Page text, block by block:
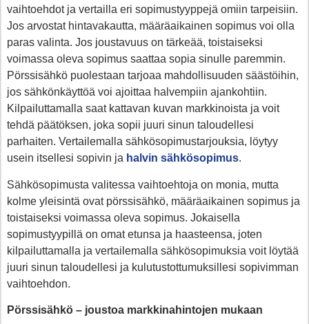
vaihtoehdot ja vertailla eri sopimustyyppejä omiin tarpeisiin.
Jos arvostat hintavakautta, määräaikainen sopimus voi olla
paras valinta. Jos joustavuus on tärkeää, toistaiseksi
voimassa oleva sopimus saattaa sopia sinulle paremmin.
Pörssisähkö puolestaan tarjoaa mahdollisuuden säästöihin,
jos sähkönkäyttöä voi ajoittaa halvempiin ajankohtiin.
Kilpailuttamalla saat kattavan kuvan markkinoista ja voit
tehdä päätöksen, joka sopii juuri sinun taloudellesi
parhaiten. Vertailemalla sähkösopimustarjouksia, löytyy
usein itsellesi sopivin ja halvin sähkösopimus.
Sähkösopimusta valitessa vaihtoehtoja on monia, mutta
kolme yleisintä ovat pörssisähkö, määräaikainen sopimus ja
toistaiseksi voimassa oleva sopimus. Jokaisella
sopimustyypillä on omat etunsa ja haasteensa, joten
kilpailuttamalla ja vertailemalla sähkösopimuksia voit löytää
juuri sinun taloudellesi ja kulutustottumuksillesi sopivimman
vaihtoehdon.
Pörssisähkö – joustoa markkinahintojen mukaan